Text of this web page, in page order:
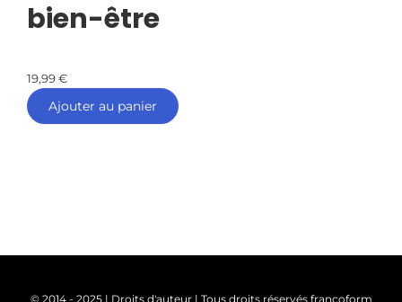
bien-être
19,99€
Ajouter au panier
© 2014 - 2025 | Droits d'auteur | Tous droits réservés francoform